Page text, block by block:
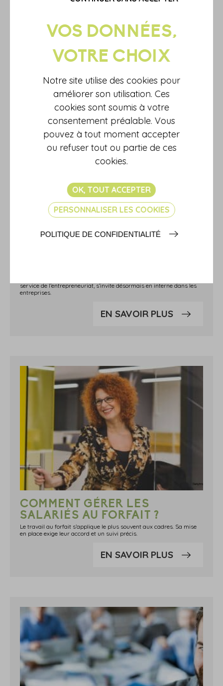
PROFESSIONNELLE D’UN
RECONNUE ?
La demande de reconnaissance d’une maladie professionnelle
EN SAVOIR PLUS
service de l’entrepreneuriat, s’invite désormais en interne dans les
entreprises.
EN SAVOIR PLUS
COMMENT GÉRER LES
SALARIÉS AU FORFAIT ?
Le travail au forfait s’applique le plus souvent aux cadres. Sa mise
en place exige leur accord et un suivi précis.
EN SAVOIR PLUS
Notre site utilise des cookies pour
améliorer son utilisation. Ces
cookies sont soumis à votre
consentement préalable. Vous
pouvez à tout moment accepter
ou refuser tout ou partie de ces
cookies.
OK, TOUT ACCEPTER
PERSONNALISER LES COOKIES
POLITIQUE DE CONFIDENTIALITÉ